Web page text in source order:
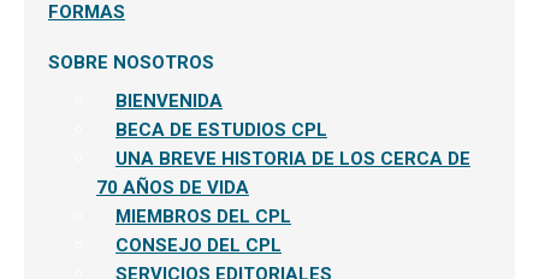
FORMAS
SOBRE NOSOTROS
BIENVENIDA
BECA DE ESTUDIOS CPL
UNA BREVE HISTORIA DE LOS CERCA DE
70 AÑOS DE VIDA
MIEMBROS DEL CPL
CONSEJO DEL CPL
SERVICIOS EDITORIALES